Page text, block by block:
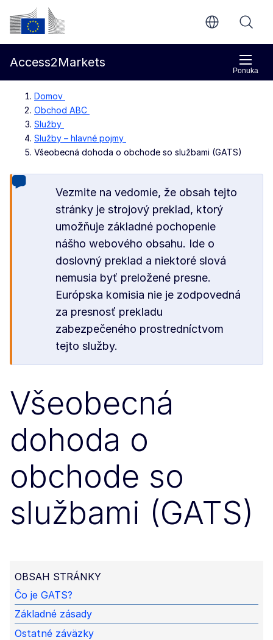
Prejsť na hlavný obsah
Európska komisia
Ponuka
Access2Markets
Domov
Obchod ABC
Služby
Služby – hlavné pojmy
Všeobecná dohoda o obchode so službami (GATS)
Vezmite na vedomie, že obsah tejto
stránky je strojový preklad, ktorý
umožňuje základné pochopenie
nášho webového obsahu. Ide o
doslovný preklad a niektoré slová
nemusia byť preložené presne.
Európska komisia nie je zodpovedná
za presnosť prekladu
zabezpečeného prostredníctvom
tejto služby.
Všeobecná
dohoda o
obchode so
službami (GATS)
OBSAH STRÁNKY
Čo je GATS?
Základné zásady
Ostatné záväzky